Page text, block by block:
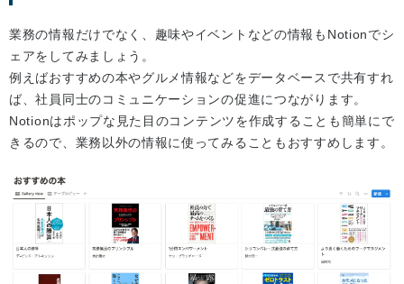
業務の情報だけでなく、趣味やイベントなどの情報もNotionでシ
ェアをしてみましょう。
例えばおすすめの本やグルメ情報などをデータベースで共有すれ
ば、社員同士のコミュニケーションの促進につながります。
Notionはポップな見た目のコンテンツを作成することも簡単にで
きるので、業務以外の情報に使ってみることもおすすめします。